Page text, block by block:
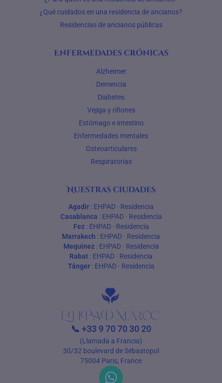
¿Qué cuidados en una residencia de ancianos?
Residencias de ancianos públicas
Enfermedades crónicas
Alzheimer
Demencia
Diabetes
Vejiga y riñones
Estómago e intestino
Enfermedades mentales
Osteoarticulares
Respiratorias
Nuestras ciudades
Agadir : EHPAD · Residencia
Casablanca : EHPAD· Residencia
Fez: EHPAD· Residencia
Marrakech : EHPAD · Residencia
Mequinez: EHPAD· Residencia
Rabat : EHPAD · Residencia
Tánger: EHPAD· Residencia
📞 +33 9 70 70 30 20
(Llamada a Francia)
30/32 boulevard de Sébastopol
75004 Paris, France